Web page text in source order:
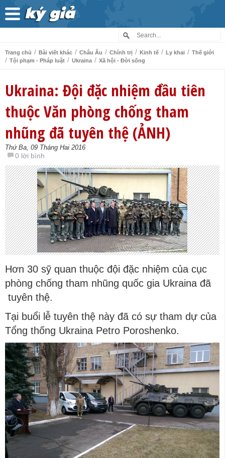
Trang chủ / Bài viết khác / Châu Âu / Chính trị / Kinh tế / Ly khai / Thế giới
/ Tội phạm - Pháp luật / Ukraina / Xã hội - Đời sống
Ukraina: Đội đặc nhiệm đầu tiên
thuộc Văn phòng chống tham
nhũng đã tuyên thệ (ẢNH)
Thứ Ba, 09 Tháng Hai 2016
0 lời bình
Hơn 30 sỹ quan thuộc đội đặc nhiệm của cục
phòng chống tham nhũng quốc gia Ukraina đã
tuyên thệ.
Tại buổi lễ tuyên thệ này đã có sự tham dự của
Tổng thống Ukraina Petro Poroshenko.